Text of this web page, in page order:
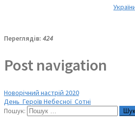
Переглядів: 424
Post navigation
Новорічний настрій 2020
День Героїв Небесної Сотні
Пошук: